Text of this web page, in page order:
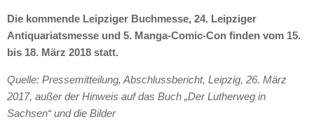
Die kommende Leipziger Buchmesse, 24. Leipziger
Antiquariatsmesse und 5. Manga-Comic-Con finden vom 15.
bis 18. März 2018 statt.
Quelle: Pressemitteilung, Abschlussbericht, Leipzig, 26. März
2017, außer der Hinweis auf das Buch „Der Lutherweg in
Sachsen“ und die Bilder